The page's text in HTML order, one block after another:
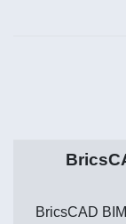
BricsCAD